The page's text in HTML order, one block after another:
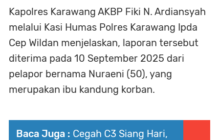
Kapolres Karawang AKBP Fiki N. Ardiansyah
melalui Kasi Humas Polres Karawang Ipda
Cep Wildan menjelaskan, laporan tersebut
diterima pada 10 September 2025 dari
pelapor bernama Nuraeni (50), yang
merupakan ibu kandung korban.
Baca Juga : Cegah C3 Siang Hari,